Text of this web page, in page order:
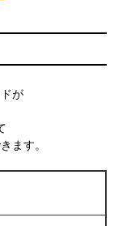
が
ます。